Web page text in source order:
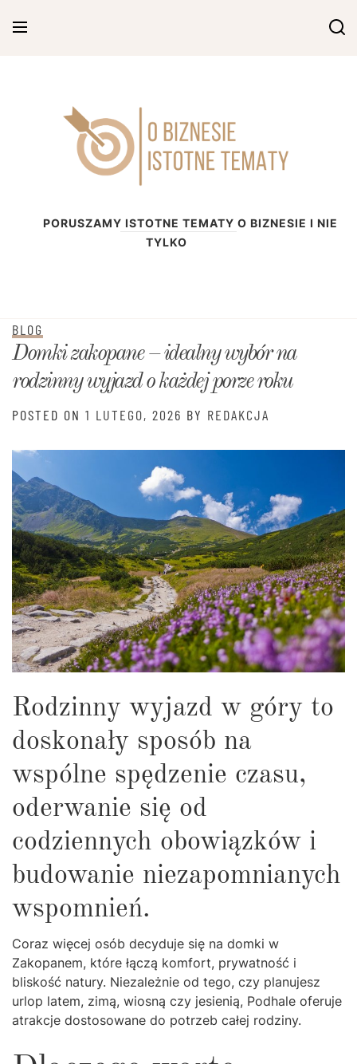
O biznesie
PORUSZAMY ISTOTNE TEMATY O BIZNESIE I NIE
TYLKO
BLOG
Domki zakopane – idealny wybór na
rodzinny wyjazd o każdej porze roku
POSTED ON 1 LUTEGO, 2026 BY REDAKCJA
Rodzinny wyjazd w góry to
doskonały sposób na
wspólne spędzenie czasu,
oderwanie się od
codziennych obowiązków i
budowanie niezapomnianych
wspomnień.
Coraz więcej osób decyduje się na domki w
Zakopanem, które łączą komfort, prywatność i
bliskość natury. Niezależnie od tego, czy planujesz
urlop latem, zimą, wiosną czy jesienią, Podhale oferuje
atrakcje dostosowane do potrzeb całej rodziny.